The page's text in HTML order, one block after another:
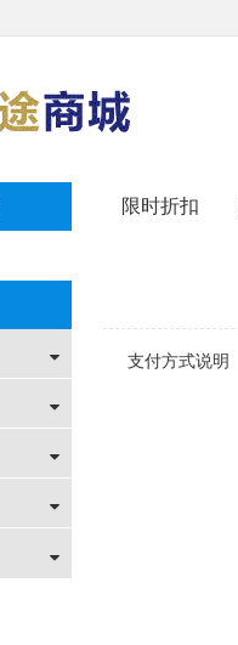
限时折扣
支付方式说明